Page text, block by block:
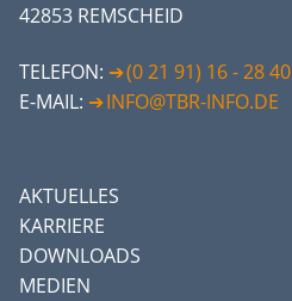
42853 REMSCHEID
TELEFON:
(0 21 91) 16 - 28 40
E-MAIL:
INFO@TBR-INFO.DE
AKTUELLES
KARRIERE
DOWNLOADS
MEDIEN